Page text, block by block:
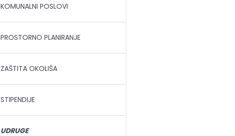
KOMUNALNI POSLOVI
PROSTORNO PLANIRANJE
ZAŠTITA OKOLIŠA
STIPENDIJE
UDRUGE